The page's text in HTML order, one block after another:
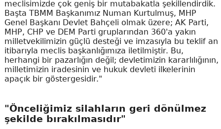
meclisimizde çok geniş bir mutabakatla şekillendirdik.
Başta TBMM Başkanımız Numan Kurtulmuş, MHP
Genel Başkanı Devlet Bahçeli olmak üzere; AK Parti,
MHP, CHP ve DEM Parti gruplarından 360'a yakın
milletvekilimizin güçlü desteği ve imzasıyla bu teklif an
itibarıyla meclis başkanlığımıza iletilmiştir. Bu,
herhangi bir pazarlığın değil; devletimizin kararlılığının,
milletimizin iradesinin ve hukuk devleti ilkelerinin
apaçık bir göstergesidir."
"Önceliğimiz silahların geri dönülmez
şekilde bırakılmasıdır"